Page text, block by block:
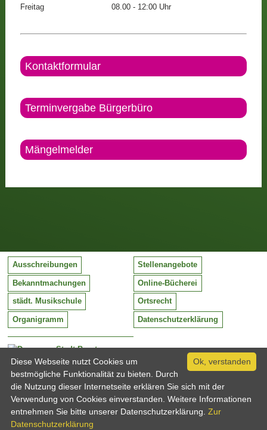
Freitag
08.00 - 12:00 Uhr
Kontaktformular
Terminvergabe Bürgerbüro
Mängelmelder
Stadt Barntrup
Mittelstraße 38
32683 Barntrup
Tel:
Email:
05263 / 409-0
info@barntrup.de
Ausschreibungen Stellenangebote
Bekanntmachungen Online-Bücherei
städt. Musikschule Ortsrecht
Organigramm Datenschutzerklärung
Ok, verstanden
Diese Webseite nutzt Cookies um
bestmögliche Funktionalität zu bieten. Durch
die Nutzung dieser Internetseite erklären Sie sich mit der
Verwendung von Cookies einverstanden. Weitere Informationen
entnehmen Sie bitte unserer Datenschutzerklärung. Zur
Datenschutzerklärung